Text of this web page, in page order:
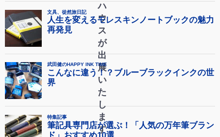
ハ
ウ
ス
が
出
展
い
た
し
ま
す